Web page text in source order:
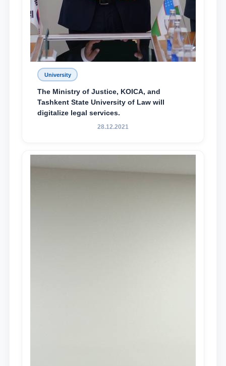
University
The Ministry of Justice, KOICA, and
Tashkent State University of Law will
digitalize legal services.
28.12.2021